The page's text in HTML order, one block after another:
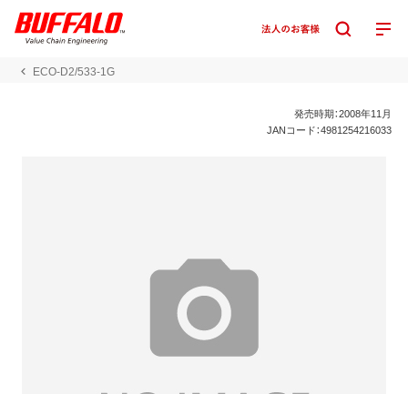
ECO-D2/533-1G
発売時期：2008年11月
JANコード：4981254216033